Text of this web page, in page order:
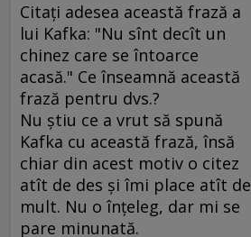
Citaţi adesea această frază a
lui Kafka: "Nu sînt decît un
chinez care se întoarce
acasă." Ce înseamnă această
frază pentru dvs.?
Nu ştiu ce a vrut să spună
Kafka cu această frază, însă
chiar din acest motiv o citez
atît de des şi îmi place atît de
mult. Nu o înţeleg, dar mi se
pare minunată.